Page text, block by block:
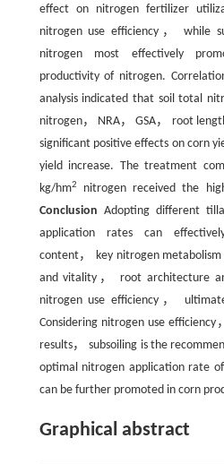
effect on nitrogen fertilizer
nitrogen use efficiency， while
nitrogen most effectively
productivity of nitrogen.
analysis indicated that soil total
nitrogen， NRA， GSA， root
significant positive effects on corn
yield increase. The treatment
kg/hm2
nitrogen received the
Conclusion Adopting different
application rates can
content， key nitrogen
and vitality， root architecture
nitrogen use efficiency，
Considering nitrogen use
results， subsoiling is the
optimal nitrogen application rate
can be further promoted in corn
Graphical abstract